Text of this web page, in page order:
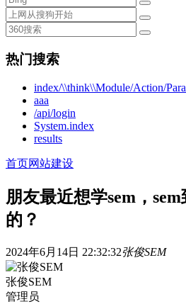
热门搜索
index/\\think\\Module/Action/
aaa
/api/login
System.index
results
首页网站建设
朋友最近想学sem，
的？
2024年6月14日 22:32:32张俊SEM
张俊SEM
管理员